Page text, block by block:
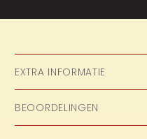
EXTRA INFORMATIE
BEOORDELINGEN